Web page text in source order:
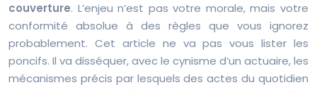
couverture. L’enjeu n’est pas votre morale, mais votre
conformité absolue à des règles que vous ignorez
probablement. Cet article ne va pas vous lister les
poncifs. Il va disséquer, avec le cynisme d’un actuaire, les
mécanismes précis par lesquels des actes du quotidien